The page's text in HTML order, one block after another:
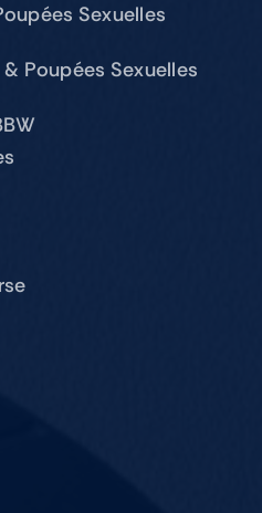
Sexuelles
Poupées Sexuelles